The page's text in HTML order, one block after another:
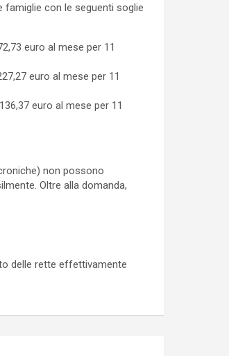
famiglie con le seguenti soglie
euro al mese per 11
euro al mese per 11
euro al mese per 11
non possono
Oltre alla domanda,
delle rette effettivamente